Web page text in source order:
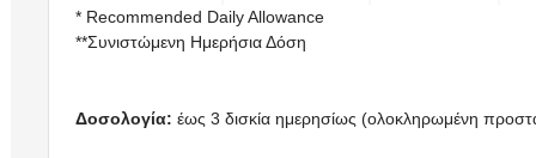
* Recommended Daily Allowance
**Συνιστώμενη Ημερήσια Δόση
Δοσολογία: έως 3 δισκία ημερησίως (ολοκληρωμένη